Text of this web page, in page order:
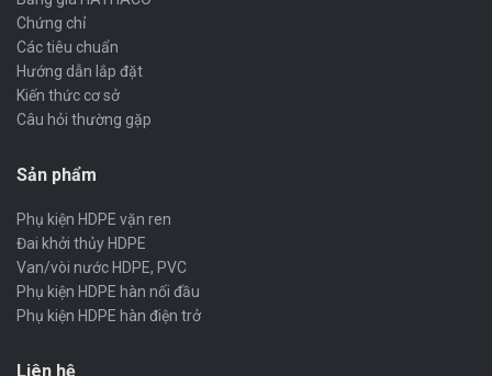
Chứng chỉ
Các tiêu chuẩn
Hướng dẫn lắp đặt
Kiến thức cơ sở
Câu hỏi thường gặp
Sản phẩm
Phụ kiện HDPE vặn ren
Đai khởi thủy HDPE
Van/vòi nước HDPE, PVC
Phụ kiện HDPE hàn nối đầu
Phụ kiện HDPE hàn điện trở
Liên hệ